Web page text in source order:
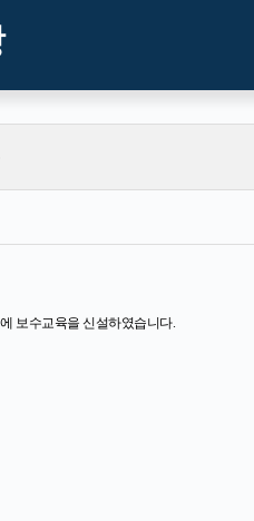
보수교육을 신설하였습니다.